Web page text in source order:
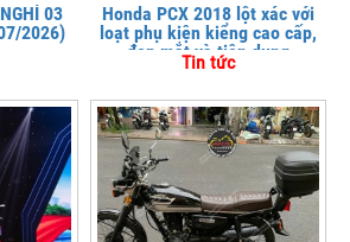
03
2026)
Honda PCX 2018 lột xác với
loạt phụ kiện kiểng cao cấp,
đẹp mắt và tiện dụng
Tin tức